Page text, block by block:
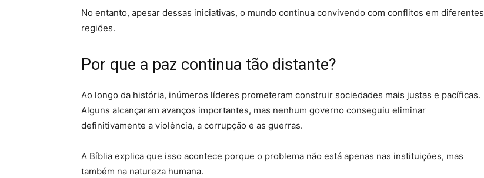
No entanto, apesar dessas iniciativas, o mundo continua convivendo com conflitos em diferentes
regiões.
Por que a paz continua tão distante?
Ao longo da história, inúmeros líderes prometeram construir sociedades mais justas e pacíficas.
Alguns alcançaram avanços importantes, mas nenhum governo conseguiu eliminar
definitivamente a violência, a corrupção e as guerras.
A Bíblia explica que isso acontece porque o problema não está apenas nas instituições, mas
também na natureza humana.